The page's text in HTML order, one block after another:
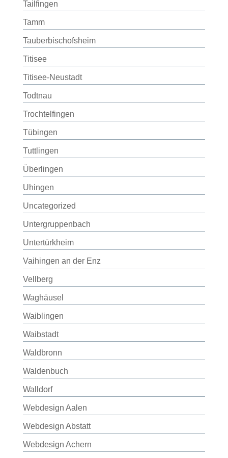
Tailfingen
Tamm
Tauberbischofsheim
Titisee
Titisee-Neustadt
Todtnau
Trochtelfingen
Tübingen
Tuttlingen
Überlingen
Uhingen
Uncategorized
Untergruppenbach
Untertürkheim
Vaihingen an der Enz
Vellberg
Waghäusel
Waiblingen
Waibstadt
Waldbronn
Waldenbuch
Walldorf
Webdesign Aalen
Webdesign Abstatt
Webdesign Achern